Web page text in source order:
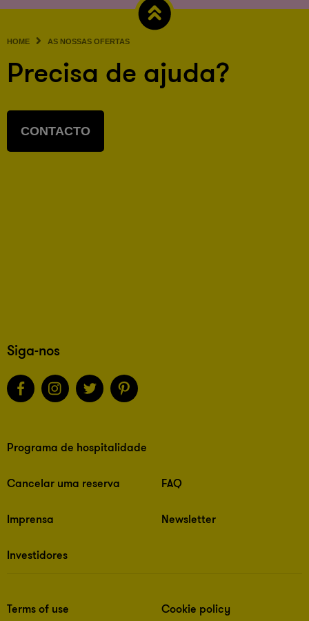
HOME AS NOSSAS OFERTAS
Precisa de ajuda?
CONTACTO
Siga-nos
Programa de hospitalidade
Cancelar uma reserva FAQ
Imprensa Newsletter
Investidores
Terms of use Cookie policy